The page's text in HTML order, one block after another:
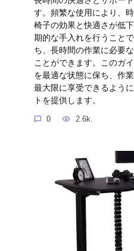
す。頻繁な使用により、
椅子の効果と快適さが低
期的な手入れを行うこと
ち、長時間の作業に必要
ことができます。このガ
を最適な状態に保ち、作
最大限に享受できるよう
トを提供します。
0 2.6k.